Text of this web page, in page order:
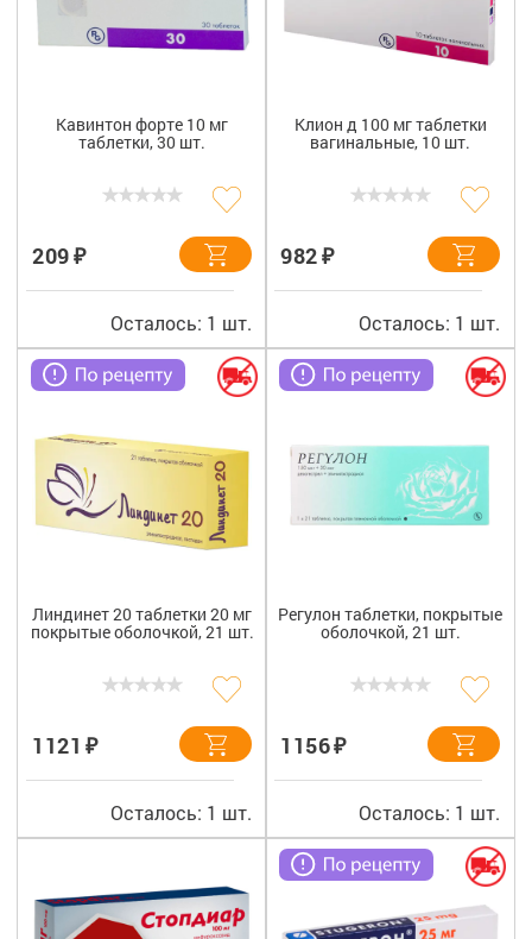
Кавинтон форте 10 мг
таблетки, 30 шт.
209₽
Осталось: 1 шт.
Клион д 100 мг таблетки
вагинальные, 10 шт.
982₽
Осталось: 1 шт.
Линдинет 20 таблетки 20 мг
покрытые оболочкой, 21 шт.
1121 ₽
Осталось: 1 шт.
Регулон таблетки, покрытые
оболочкой, 21 шт.
1156₽
Осталось: 1 шт.